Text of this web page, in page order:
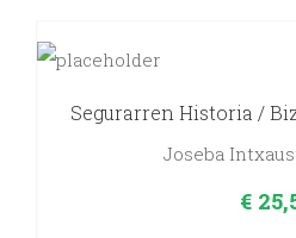
Segurarren Historia /
Joseba
€